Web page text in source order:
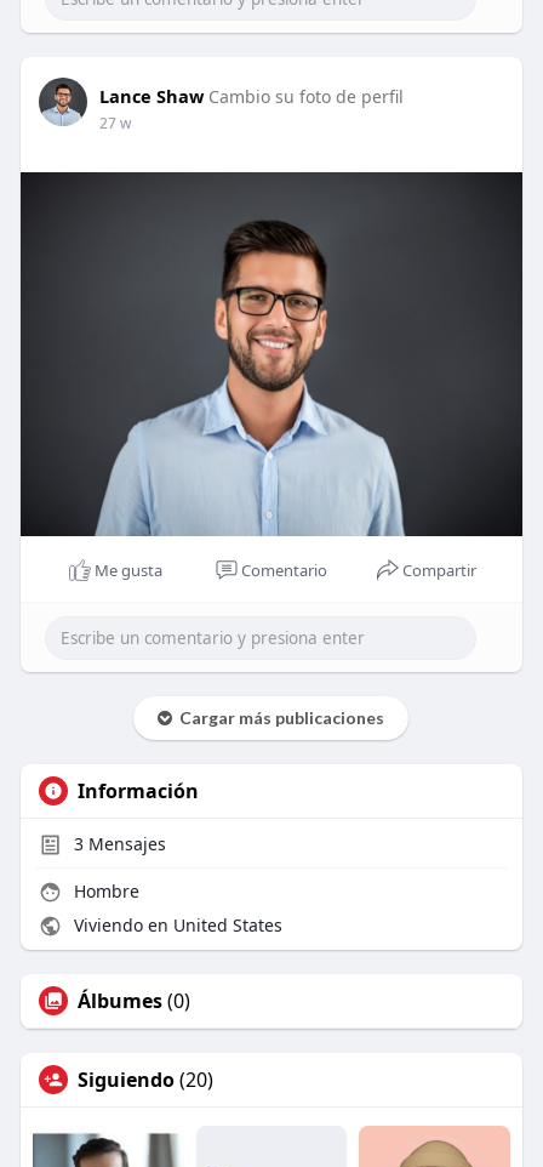
Lance Shaw Cambio su foto de perfil
27 w
Me gusta Comentario Compartir
Cargar más publicaciones
Información
3Mensajes
Hombre
Viviendo en United States
Álbumes(0)
Siguiendo(20)